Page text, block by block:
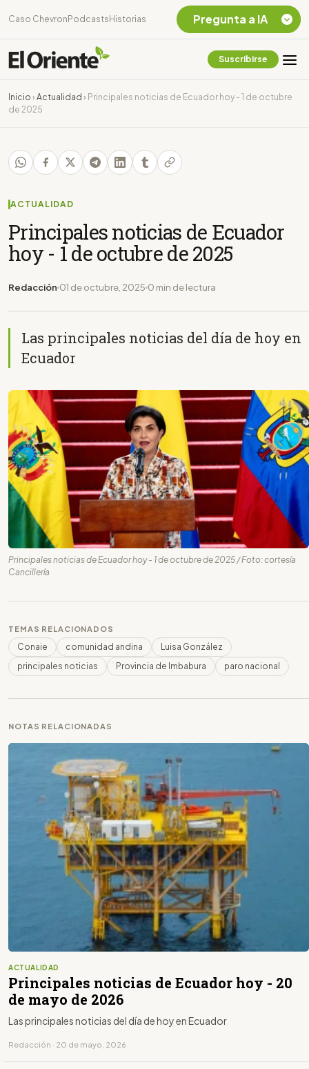
Caso Chevron Podcasts Historias
Suscribirse
Inicio › Actualidad › Principales noticias de Ecuador hoy - 1 de octubre
de 2025
ACTUALIDAD
Principales noticias de Ecuador
hoy - 1 de octubre de 2025
Redacción 01 de octubre, 2025 0 min de lectura
Las principales noticias del día de hoy en
Ecuador
Principales noticias de Ecuador hoy - 1 de octubre de 2025 / Foto: cortesía
Cancillería
TEMAS RELACIONADOS
Conaie comunidad andina
Luisa González
principales noticias
Provincia de Imbabura paro nacional
NOTAS RELACIONADAS
ACTUALIDAD
Principales noticias de Ecuador hoy - 20
de mayo de 2026
Las principales noticias del día de hoy en Ecuador
Redacción · 20 de mayo, 2026
Pregunta a IA
Chevron Ecuador